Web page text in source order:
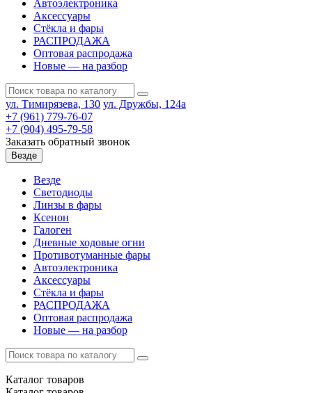
Автоэлектроника
Аксессуары
Стёкла и фары
РАСПРОДАЖА
Оптовая распродажа
Новые — на разбор
ул. Тимирязева, 130 ул. Дружбы, 124а
+7 (961) 779-76-07
+7 (904) 495-79-58
Заказать обратный звонок
Везде
Везде
Светодиоды
Линзы в фары
Ксенон
Галоген
Дневные ходовые огни
Противотуманные фары
Автоэлектроника
Аксессуары
Стёкла и фары
РАСПРОДАЖА
Оптовая распродажа
Новые — на разбор
Каталог товаров